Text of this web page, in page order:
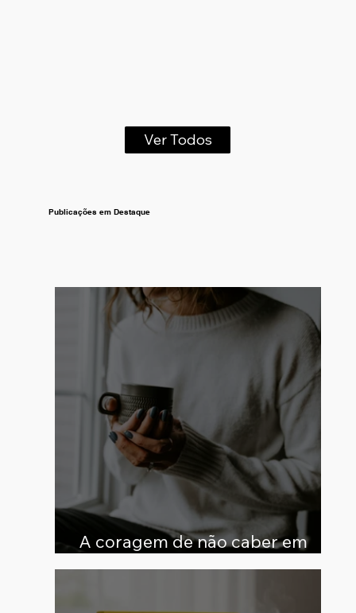
Ver Todos
Publicações em Destaque
A coragem de não caber em
todas as expectativas